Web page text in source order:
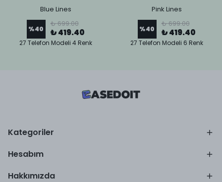
Blue Lines
%40
₺ 699.00
₺ 419.40
27 Telefon Modeli 4 Renk
Pink Lines
%40
₺ 699.00
₺ 419.40
27 Telefon Modeli 6 Renk
Kategoriler
Hesabım
Hakkımızda